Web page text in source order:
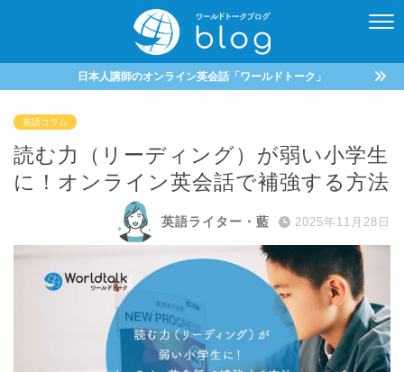
日本人講師のオンライン英会話「ワールドトーク」
英語コラム
読む力（リーディング）が弱い小学生
に！オンライン英会話で補強する方法
英語ライター・藍 2025年11月28日